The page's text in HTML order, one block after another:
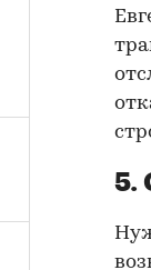
5.